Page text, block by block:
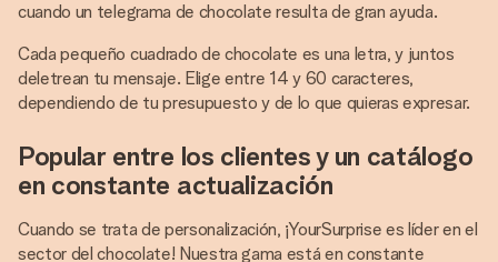
cuando un telegrama de chocolate resulta de gran ayuda.
Cada pequeño cuadrado de chocolate es una letra, y juntos
deletrean tu mensaje. Elige entre 14 y 60 caracteres,
dependiendo de tu presupuesto y de lo que quieras expresar.
Popular entre los clientes y un catálogo
en constante actualización
Cuando se trata de personalización, ¡YourSurprise es líder en el
sector del chocolate! Nuestra gama está en constante